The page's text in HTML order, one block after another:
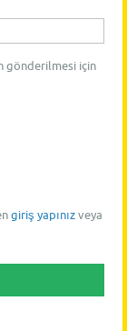
gönderilmesi için
giriş yapınız veya